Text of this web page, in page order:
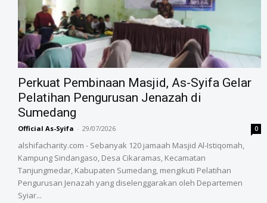
‎Perkuat Pembinaan Masjid, As-Syifa Gelar
Pelatihan Pengurusan Jenazah di
Sumedang
Official As-Syifa - 29/07/2026 0
alshifacharity.com - Sebanyak 120 jamaah Masjid Al-Istiqomah,
Kampung Sindangaso, Desa Cikaramas, Kecamatan
Tanjungmedar, Kabupaten Sumedang, mengikuti Pelatihan
Pengurusan Jenazah yang diselenggarakan oleh Departemen
Syiar...